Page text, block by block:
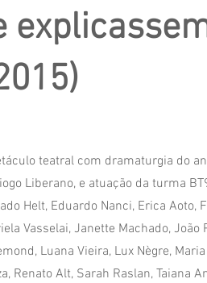
teatral com dramaturgia do
Liberano, e atuação da turma
Helt, Eduardo Nanci, Erica Aoto,
Vasselai, Janette Machado,
Luana Vieira, Lux Nègre,
Renato Alt, Sarah Raslan, Taiana